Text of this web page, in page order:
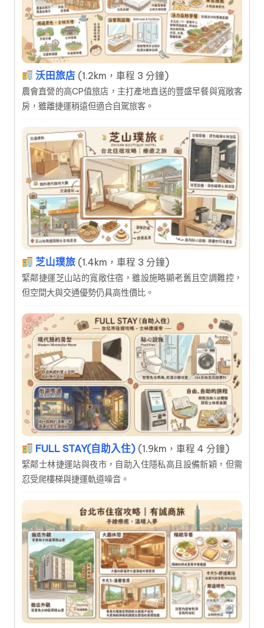
沃田旅店 (1.2km，車程 3 分鐘)
農會直營的高CP值旅店，主打產地直送的豐盛早餐與寬敞客
房，雖離捷運稍遠但適合自駕旅客。
芝山璞旅 (1.4km，車程 3 分鐘)
緊鄰捷運芝山站的寬敞住宿，雖設施略顯老舊且空調難控，
但空間大與交通優勢仍具高性價比。
FULL STAY(自助入住) (1.9km，車程 4 分鐘)
緊鄰士林捷運站與夜市，自助入住隱私高且設備新穎，但需
忍受爬樓梯與捷運軌道噪音。